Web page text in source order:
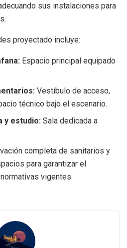
sus instalaciones para
proyectado incluye:
Espacio principal equipado
Vestíbulo de acceso,
técnico bajo el escenario.
y estudio: Sala dedicada a
completa de sanitarios y
para garantizar el
vigentes.